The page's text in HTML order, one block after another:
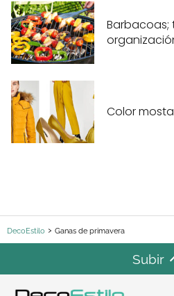
Barbacoas;
Color
DecoEstilo Ganas de primavera
Subir